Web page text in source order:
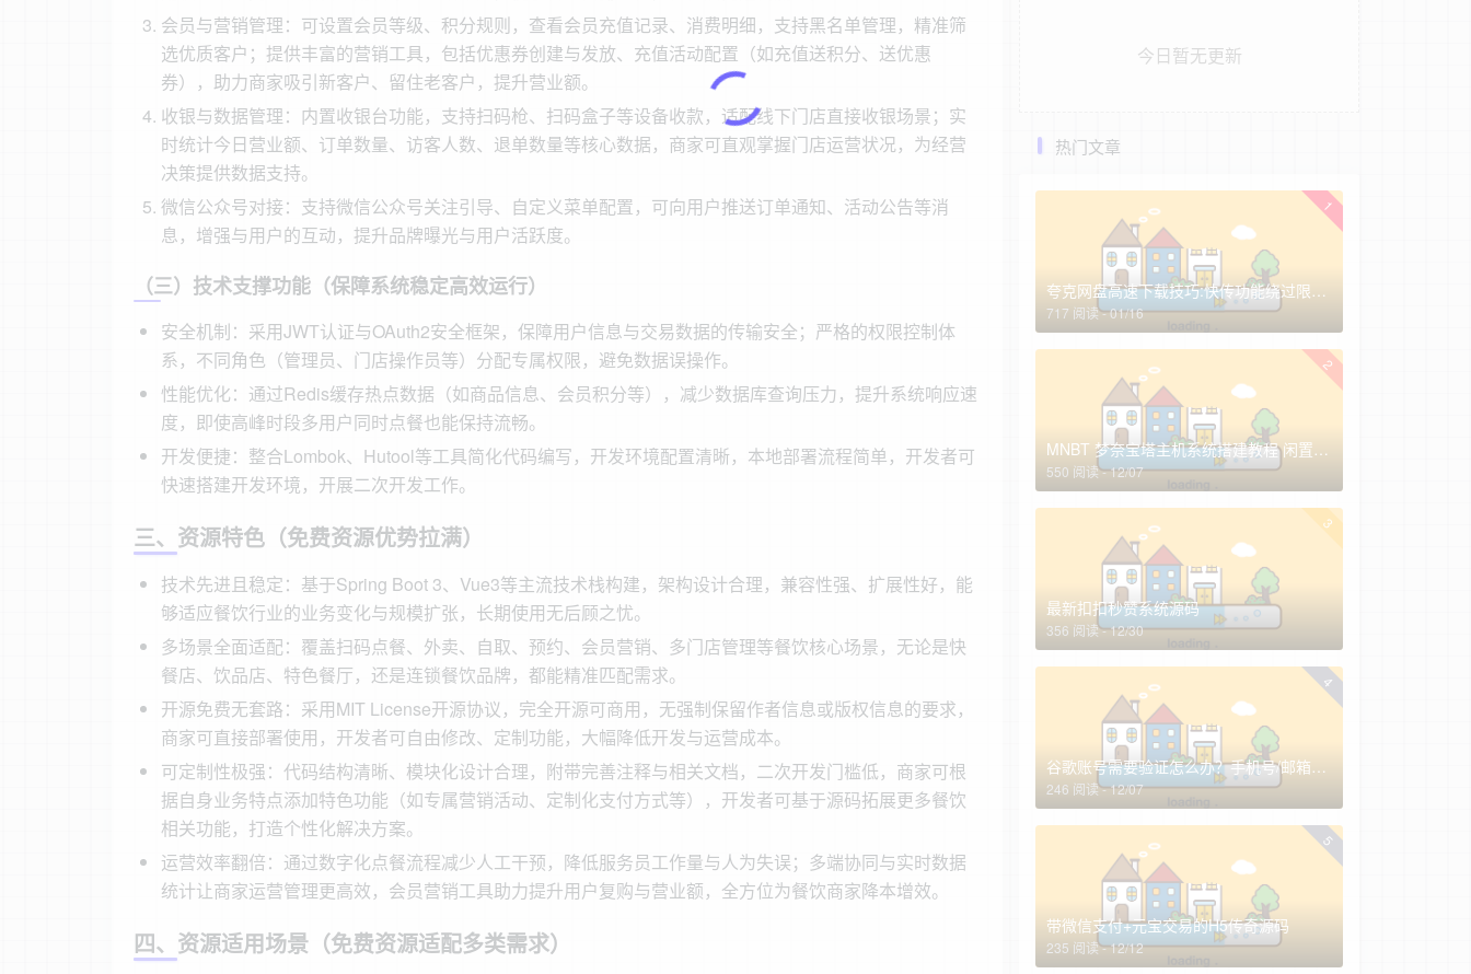
会员与营销管理：可设置会员等级、积分规则，查看会员充值记录、消费明细，支持黑名单管理，精准筛
选优质客户；提供丰富的营销工具，包括优惠券创建与发放、充值活动配置（如充值送积分、送优惠
券），助力商家吸引新客户、留住老客户，提升营业额。
收银与数据管理：内置收银台功能，支持扫码枪、扫码盒子等设备收款，适配线下门店直接收银场景；实
时统计今日营业额、订单数量、访客人数、退单数量等核心数据，商家可直观掌握门店运营状况，为经营
决策提供数据支持。
微信公众号对接：支持微信公众号关注引导、自定义菜单配置，可向用户推送订单通知、活动公告等消
息，增强与用户的互动，提升品牌曝光与用户活跃度。
（三）技术支撑功能（保障系统稳定高效运行）
安全机制：采用JWT认证与OAuth2安全框架，保障用户信息与交易数据的传输安全；严格的权限控制体
系，不同角色（管理员、门店操作员等）分配专属权限，避免数据误操作。
性能优化：通过Redis缓存热点数据（如商品信息、会员积分等），减少数据库查询压力，提升系统响应速
度，即使高峰时段多用户同时点餐也能保持流畅。
开发便捷：整合Lombok、Hutool等工具简化代码编写，开发环境配置清晰，本地部署流程简单，开发者可
快速搭建开发环境，开展二次开发工作。
三、资源特色（免费资源优势拉满）
技术先进且稳定：基于Spring Boot 3、Vue3等主流技术栈构建，架构设计合理，兼容性强、扩展性好，能
够适应餐饮行业的业务变化与规模扩张，长期使用无后顾之忧。
多场景全面适配：覆盖扫码点餐、外卖、自取、预约、会员营销、多门店管理等餐饮核心场景，无论是快
餐店、饮品店、特色餐厅，还是连锁餐饮品牌，都能精准匹配需求。
开源免费无套路：采用MIT License开源协议，完全开源可商用，无强制保留作者信息或版权信息的要求，
商家可直接部署使用，开发者可自由修改、定制功能，大幅降低开发与运营成本。
可定制性极强：代码结构清晰、模块化设计合理，附带完善注释与相关文档，二次开发门槛低，商家可根
据自身业务特点添加特色功能（如专属营销活动、定制化支付方式等），开发者可基于源码拓展更多餐饮
相关功能，打造个性化解决方案。
运营效率翻倍：通过数字化点餐流程减少人工干预，降低服务员工作量与人为失误；多端协同与实时数据
统计让商家运营管理更高效，会员营销工具助力提升用户复购与营业额，全方位为餐饮商家降本增效。
四、资源适用场景（免费资源适配多类需求）
今日暂无更新
热门文章
1
夸克网盘高速下载技巧:快传功能绕过限速，非会员实测3-10MB/s(2026最新)
717 阅读 - 01/16
2
MNBT 梦奈宝塔主机系统搭建教程 闲置服务器高效变现指南
550 阅读 - 12/07
3
最新扣扣秒赞系统源码
356 阅读 - 12/30
4
谷歌账号需要验证怎么办？手机号/邮箱全换了怎么找回谷歌账号？
246 阅读 - 12/07
5
带微信支付+元宝交易的H5传奇源码
235 阅读 - 12/12